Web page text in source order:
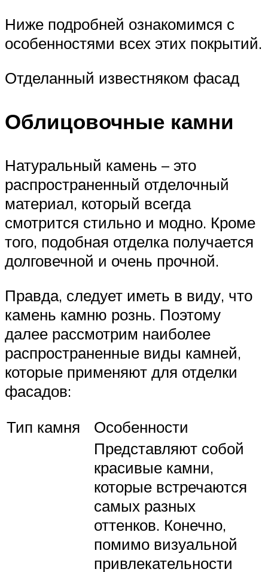
Ниже подробней ознакомимся с
особенностями всех этих покрытий.
Отделанный известняком фасад
Облицовочные камни
Натуральный камень – это
распространенный отделочный
материал, который всегда
смотрится стильно и модно. Кроме
того, подобная отделка получается
долговечной и очень прочной.
Правда, следует иметь в виду, что
камень камню рознь. Поэтому
далее рассмотрим наиболее
распространенные виды камней,
которые применяют для отделки
фасадов:
Тип камня
Особенности
Представляют собой
красивые камни,
которые встречаются
самых разных
оттенков. Конечно,
помимо визуальной
привлекательности